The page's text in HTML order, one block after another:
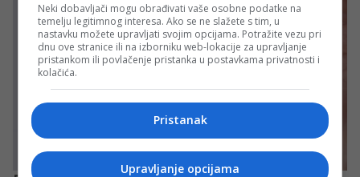
Neki dobavljači mogu obrađivati vaše osobne podatke na
temelju legitimnog interesa. Ako se ne slažete s tim, u
nastavku možete upravljati svojim opcijama. Potražite vezu pri
dnu ove stranice ili na izborniku web-lokacije za upravljanje
pristankom ili povlačenje pristanka u postavkama privatnosti i
kolačića.
Pristanak
Upravljanje opcijama